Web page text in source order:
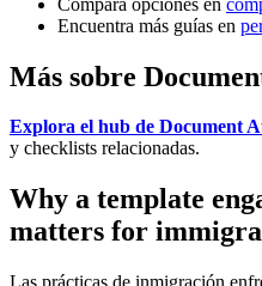
Encuentra más guías en
Más sobre
Explora el hub de Document
y checklists relacionadas.
Why a template
matters for